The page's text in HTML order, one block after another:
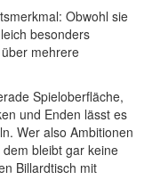
Obwohl sie
besonders
mehrere
Spieloberfläche,
und Enden lässt es
Wer also Ambitionen
bleibt gar keine
Billardtisch mit